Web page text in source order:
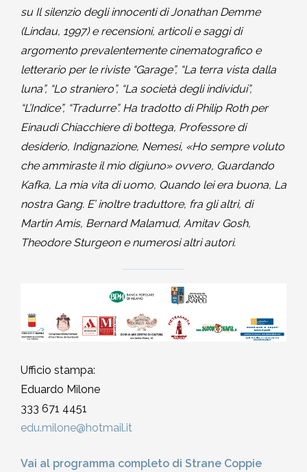
su Il silenzio degli innocenti di Jonathan Demme
(Lindau, 1997) e recensioni, articoli e saggi di
argomento prevalentemente cinematografico e
letterario per le riviste “Garage”, “La terra vista dalla
luna”, “Lo straniero”, “La società degli individui”,
“L’Indice”, “Tradurre”. Ha tradotto di Philip Roth per
Einaudi Chiacchiere di bottega, Professore di
desiderio, Indignazione, Nemesi, «Ho sempre voluto
che ammiraste il mio digiuno» ovvero, Guardando
Kafka, La mia vita di uomo, Quando lei era buona, La
nostra Gang. E’ inoltre traduttore, fra gli altri, di
Martin Amis, Bernard Malamud, Amitav Gosh,
Theodore Sturgeon e numerosi altri autori.
Ufficio stampa:
Eduardo Milone
333 671 4451
edu.milone@hotmail.it
Vai al programma completo di Strane Coppie